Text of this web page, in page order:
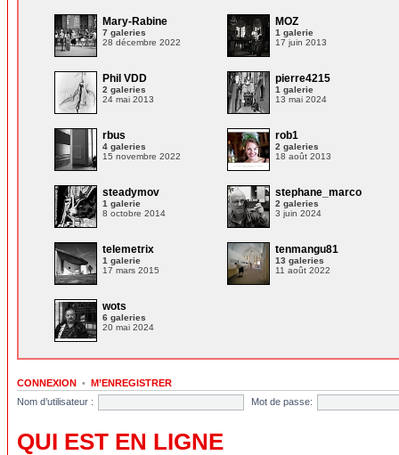
Mary-Rabine
7 galeries
28 décembre 2022
MOZ
1 galerie
17 juin 2013
Phil VDD
2 galeries
24 mai 2013
pierre4215
1 galerie
13 mai 2024
rbus
4 galeries
15 novembre 2022
rob1
2 galeries
18 août 2013
steadymov
1 galerie
8 octobre 2014
stephane_marco
2 galeries
3 juin 2024
telemetrix
1 galerie
17 mars 2015
tenmangu81
13 galeries
11 août 2022
wots
6 galeries
20 mai 2024
CONNEXION • M’ENREGISTRER
Nom d’utilisateur :
Mot de passe:
QUI EST EN LIGNE